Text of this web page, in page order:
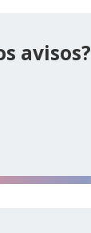
avisos?